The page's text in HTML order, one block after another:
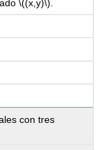
\((x,y)\)
con tres